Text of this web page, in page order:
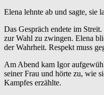
Elena lehnte ab und sagte, sie
Das Gespräch endete im
zur Wahl zu zwingen. Elena
der Wahrheit. Respekt muss
Am Abend kam Igor
seiner Frau und hörte zu, wie
Kampfes erzählte.